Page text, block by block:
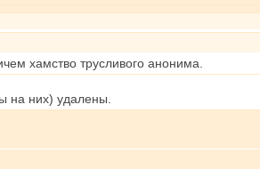
хамство трусливого анонима.
на них) удалены.